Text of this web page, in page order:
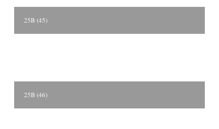
25B (45)
25B (46)